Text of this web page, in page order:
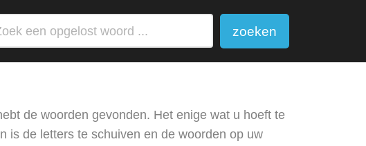
zoeken
de woorden gevonden. Het enige wat u hoeft te
is de letters te schuiven en de woorden op uw